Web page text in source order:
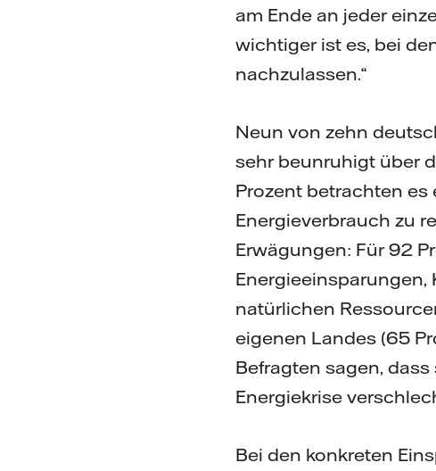
am Ende an jeder
wichtiger ist es, bei
nachzulassen.“
Neun von zehn
sehr beunruhigt über
Prozent betrachten
Energieverbrauch zu
Erwägungen: Für 92
Energieeinsparungen,
natürlichen
eigenen Landes (65
Befragten sagen,
Energiekrise
Bei den konkreten